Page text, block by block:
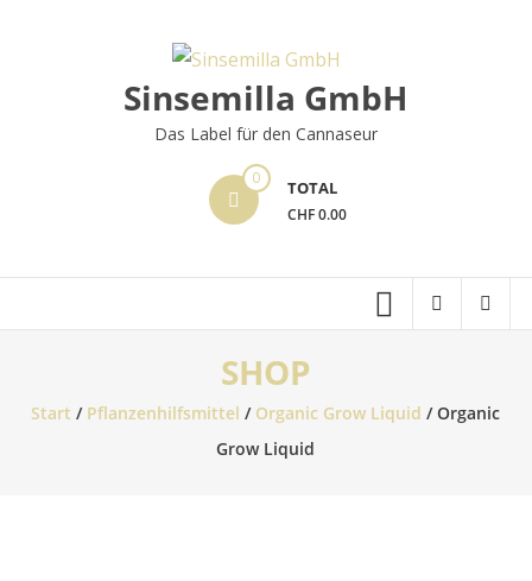
Sinsemilla GmbH
Das Label für den Cannaseur
0 TOTAL
CHF 0.00
SHOP
Start / Pflanzenhilfsmittel / Organic Grow Liquid / Organic
Grow Liquid